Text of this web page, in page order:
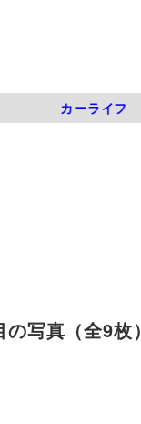
カーライフ
写真（全9枚）